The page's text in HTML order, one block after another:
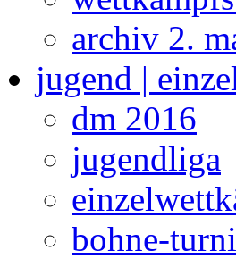
archiv 2.
jugend |
dm 2016
jugendliga
bohne-